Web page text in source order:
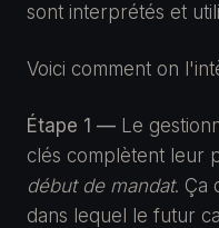
sont interprétés et
Voici comment on
Étape 1 — Le
clés complètent leur
début de mandat. Ça
dans lequel le futur